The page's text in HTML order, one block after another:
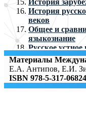
История
История
веков
Общее и
языкознание
Русское
Теория
Теория
Материалы
Е.А. Антипов, Е.И.
ISBN 978-5-317-